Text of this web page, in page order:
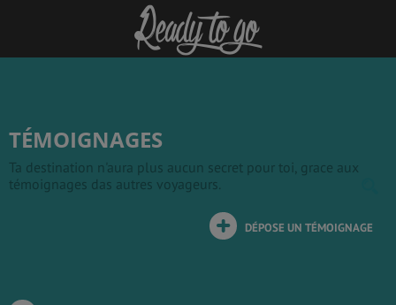
TÉMOIGNAGES
Ta destination n'aura plus aucun secret pour toi, grace aux
témoignages das autres voyageurs.
DÉPOSE UN TÉMOIGNAGE